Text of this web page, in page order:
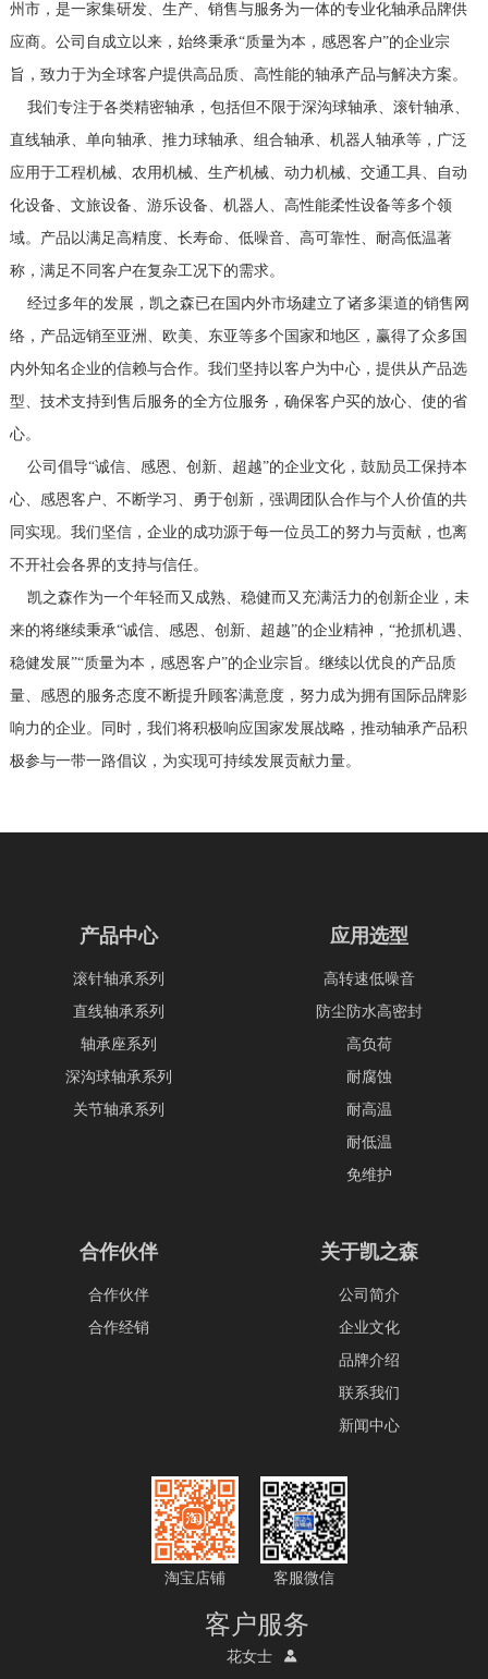
州市，是一家集研发、生产、销售与服务为一体的专业化轴承品牌供
应商。公司自成立以来，始终秉承“质量为本，感恩客户”的企业宗
旨，致力于为全球客户提供高品质、高性能的轴承产品与解决方案。
直线轴承、单向轴承、推力球轴承、组合轴承、机器人轴承等，广泛
应用于工程机械、农用机械、生产机械、动力机械、交通工具、自动
化设备、文旅设备、游乐设备、机器人、高性能柔性设备等多个领
域。产品以满足高精度、长寿命、低噪音、高可靠性、耐高低温著
称，满足不同客户在复杂工况下的需求。
络，产品远销至亚洲、欧美、东亚等多个国家和地区，赢得了众多国
内外知名企业的信赖与合作。我们坚持以客户为中心，提供从产品选
型、技术支持到售后服务的全方位服务，确保客户买的放心、使的省
心。
心、感恩客户、不断学习、勇于创新，强调团队合作与个人价值的共
同实现。我们坚信，企业的成功源于每一位员工的努力与贡献，也离
不开社会各界的支持与信任。
来的将继续秉承“诚信、感恩、创新、超越”的企业精神，“抢抓机遇、
稳健发展”“质量为本，感恩客户”的企业宗旨。继续以优良的产品质
量、感恩的服务态度不断提升顾客满意度，努力成为拥有国际品牌影
响力的企业。同时，我们将积极响应国家发展战略，推动轴承产品积
极参与一带一路倡议，为实现可持续发展贡献力量。
产品中心
滚针轴承系列
直线轴承系列
轴承座系列
深沟球轴承系列
关节轴承系列
应用选型
高转速低噪音
防尘防水高密封
高负荷
耐腐蚀
耐高温
耐低温
免维护
合作伙伴
合作伙伴
合作经销
关于凯之森
公司简介
企业文化
品牌介绍
联系我们
新闻中心
淘宝店铺 客服微信
客户服务
花女士